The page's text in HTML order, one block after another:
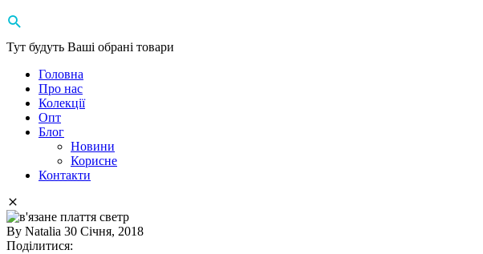
Тут будуть Ваші обрані товари
Головна
Про нас
Колекції
Опт
Блог
Новини
Корисне
Контакти
By Natalia 30 Січня, 2018
Поділитися: